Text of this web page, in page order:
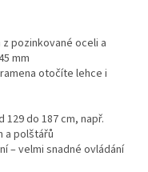
pozinkované oceli a
mm
otočíte lehce i
do 187 cm, např.
a polštářů
– velmi snadné ovládání